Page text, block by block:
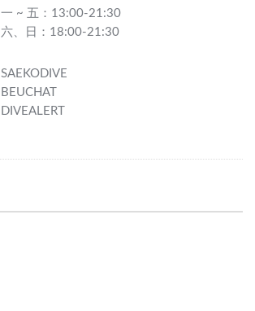
一 ~ 五：13:00-21:30
六、日：18:00-21:30
SAEKODIVE
BEUCHAT
DIVEALERT